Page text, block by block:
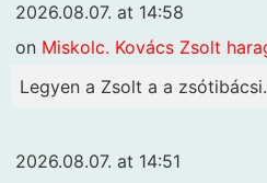
2026.08.07. at 14:58
on Miskolc. Kovács Zsolt
Legyen a Zsolt a a
2026.08.07. at 14:51